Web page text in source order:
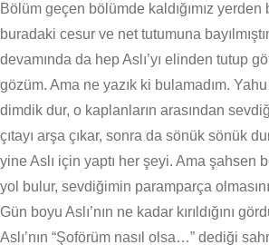
Bölüm geçen bölümde kaldığımız yerden
buradaki cesur ve net tutumuna
devamında da hep Aslı’yı elinden tutup
gözüm. Ama ne yazık ki bulamadım.
dimdik dur, o kaplanların arasından
çıtayı arşa çıkar, sonra da sönük sönük
yine Aslı için yaptı her şeyi. Ama şahsen
yol bulur, sevdiğimin paramparça
Gün boyu Aslı’nın ne kadar kırıldığını
Aslı’nın “Şoförüm nasıl olsa…” dediği